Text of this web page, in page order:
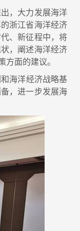
，大力发展海洋
浙江省海洋经济
、新征程中，将
，阐述海洋经济
面的建议。
海洋经济战略基
，进一步发展海